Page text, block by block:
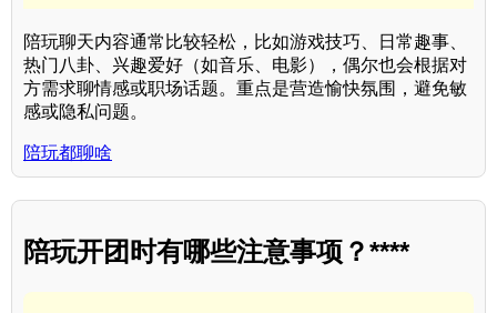
陪玩聊天内容通常比较轻松，比如游戏技巧、日常趣事、
热门八卦、兴趣爱好（如音乐、电影），偶尔也会根据对
方需求聊情感或职场话题。重点是营造愉快氛围，避免敏
感或隐私问题。
陪玩都聊啥
陪玩开团时有哪些注意事项？****